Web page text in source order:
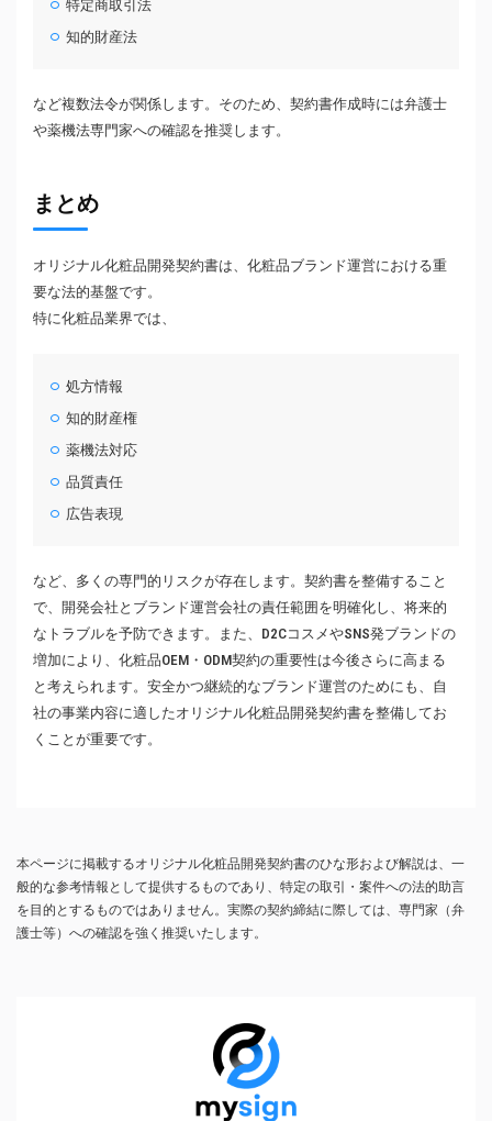
特定商取引法
知的財産法
など複数法令が関係します。そのため、契約書作成時には弁護士
や薬機法専門家への確認を推奨します。
まとめ
オリジナル化粧品開発契約書は、化粧品ブランド運営における重
要な法的基盤です。
特に化粧品業界では、
処方情報
知的財産権
薬機法対応
品質責任
広告表現
など、多くの専門的リスクが存在します。契約書を整備すること
で、開発会社とブランド運営会社の責任範囲を明確化し、将来的
なトラブルを予防できます。また、D2CコスメやSNS発ブランドの
増加により、化粧品OEM・ODM契約の重要性は今後さらに高まる
と考えられます。安全かつ継続的なブランド運営のためにも、自
社の事業内容に適したオリジナル化粧品開発契約書を整備してお
くことが重要です。
本ページに掲載するオリジナル化粧品開発契約書のひな形および解説は、一
般的な参考情報として提供するものであり、特定の取引・案件への法的助言
を目的とするものではありません。実際の契約締結に際しては、専門家（弁
護士等）への確認を強く推奨いたします。